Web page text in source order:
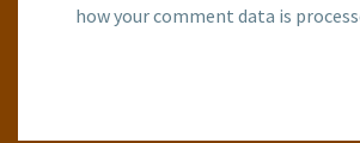
how your comment data is